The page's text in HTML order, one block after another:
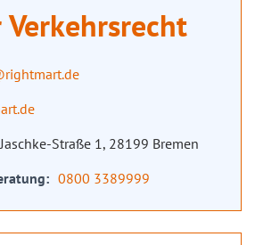
Verkehrsrecht
Straße 1, 28199 Bremen
0800 3389999